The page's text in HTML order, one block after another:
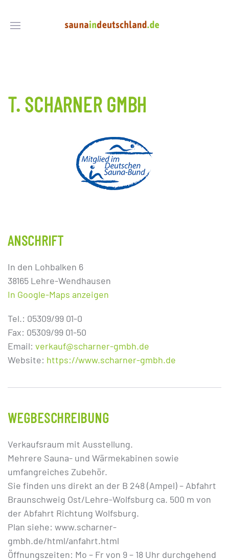
T. SCHARNER GMBH
ANSCHRIFT
In den Lohbalken 6
38165 Lehre-Wendhausen
In Google-Maps anzeigen
Tel.: 05309/99 01-0
Fax: 05309/99 01-50
Email: verkauf@scharner-gmbh.de
Website: https://www.scharner-gmbh.de
WEGBESCHREIBUNG
Verkaufsraum mit Ausstellung.
Mehrere Sauna- und Wärmekabinen sowie
umfangreiches Zubehör.
Sie finden uns direkt an der B 248 (Ampel) – Abfahrt
Braunschweig Ost/Lehre-Wolfsburg ca. 500 m von
der Abfahrt Richtung Wolfsburg.
Plan siehe: www.scharner-
gmbh.de/html/anfahrt.html
Öffnungszeiten: Mo – Fr von 9 – 18 Uhr durchgehend